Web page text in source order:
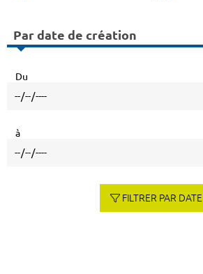
Par date de création
Du
à
FILTRER PAR DATE